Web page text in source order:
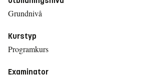
Grundnivå
Kurstyp
Programkurs
Examinator